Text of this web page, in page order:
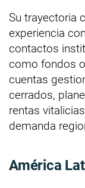
Su trayectoria
experiencia
contactos
como fondos
cuentas
cerrados,
rentas
demanda
América